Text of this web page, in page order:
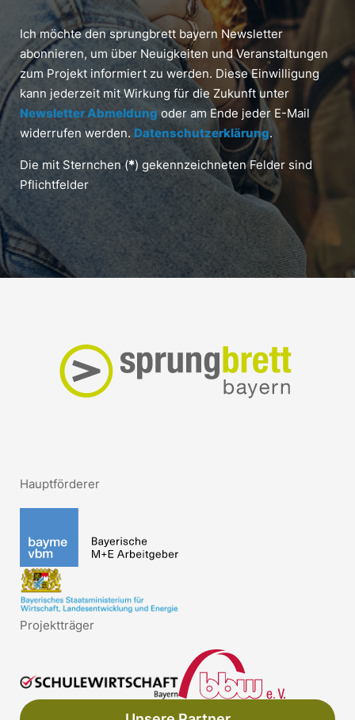
Ich möchte den sprungbrett bayern Newsletter
abonnieren, um über Neuigkeiten und Veranstaltungen
zum Projekt informiert zu werden. Diese Einwilligung
kann jederzeit mit Wirkung für die Zukunft unter
Newsletter Abmeldung oder am Ende jeder E-Mail
widerrufen werden. Datenschutzerklärung.
Die mit Sternchen (*) gekennzeichneten Felder sind
Pflichtfelder
Hauptförderer
Projektträger